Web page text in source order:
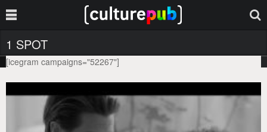
1 SPOT
[icegram campaigns="52267"]